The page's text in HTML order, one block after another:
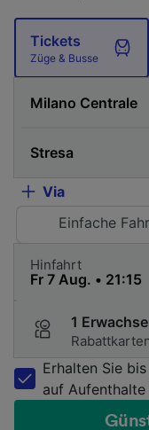
Tickets
Züge & Busse
Via
Einfache
Hinfahrt
1
Erhalten Sie
auf